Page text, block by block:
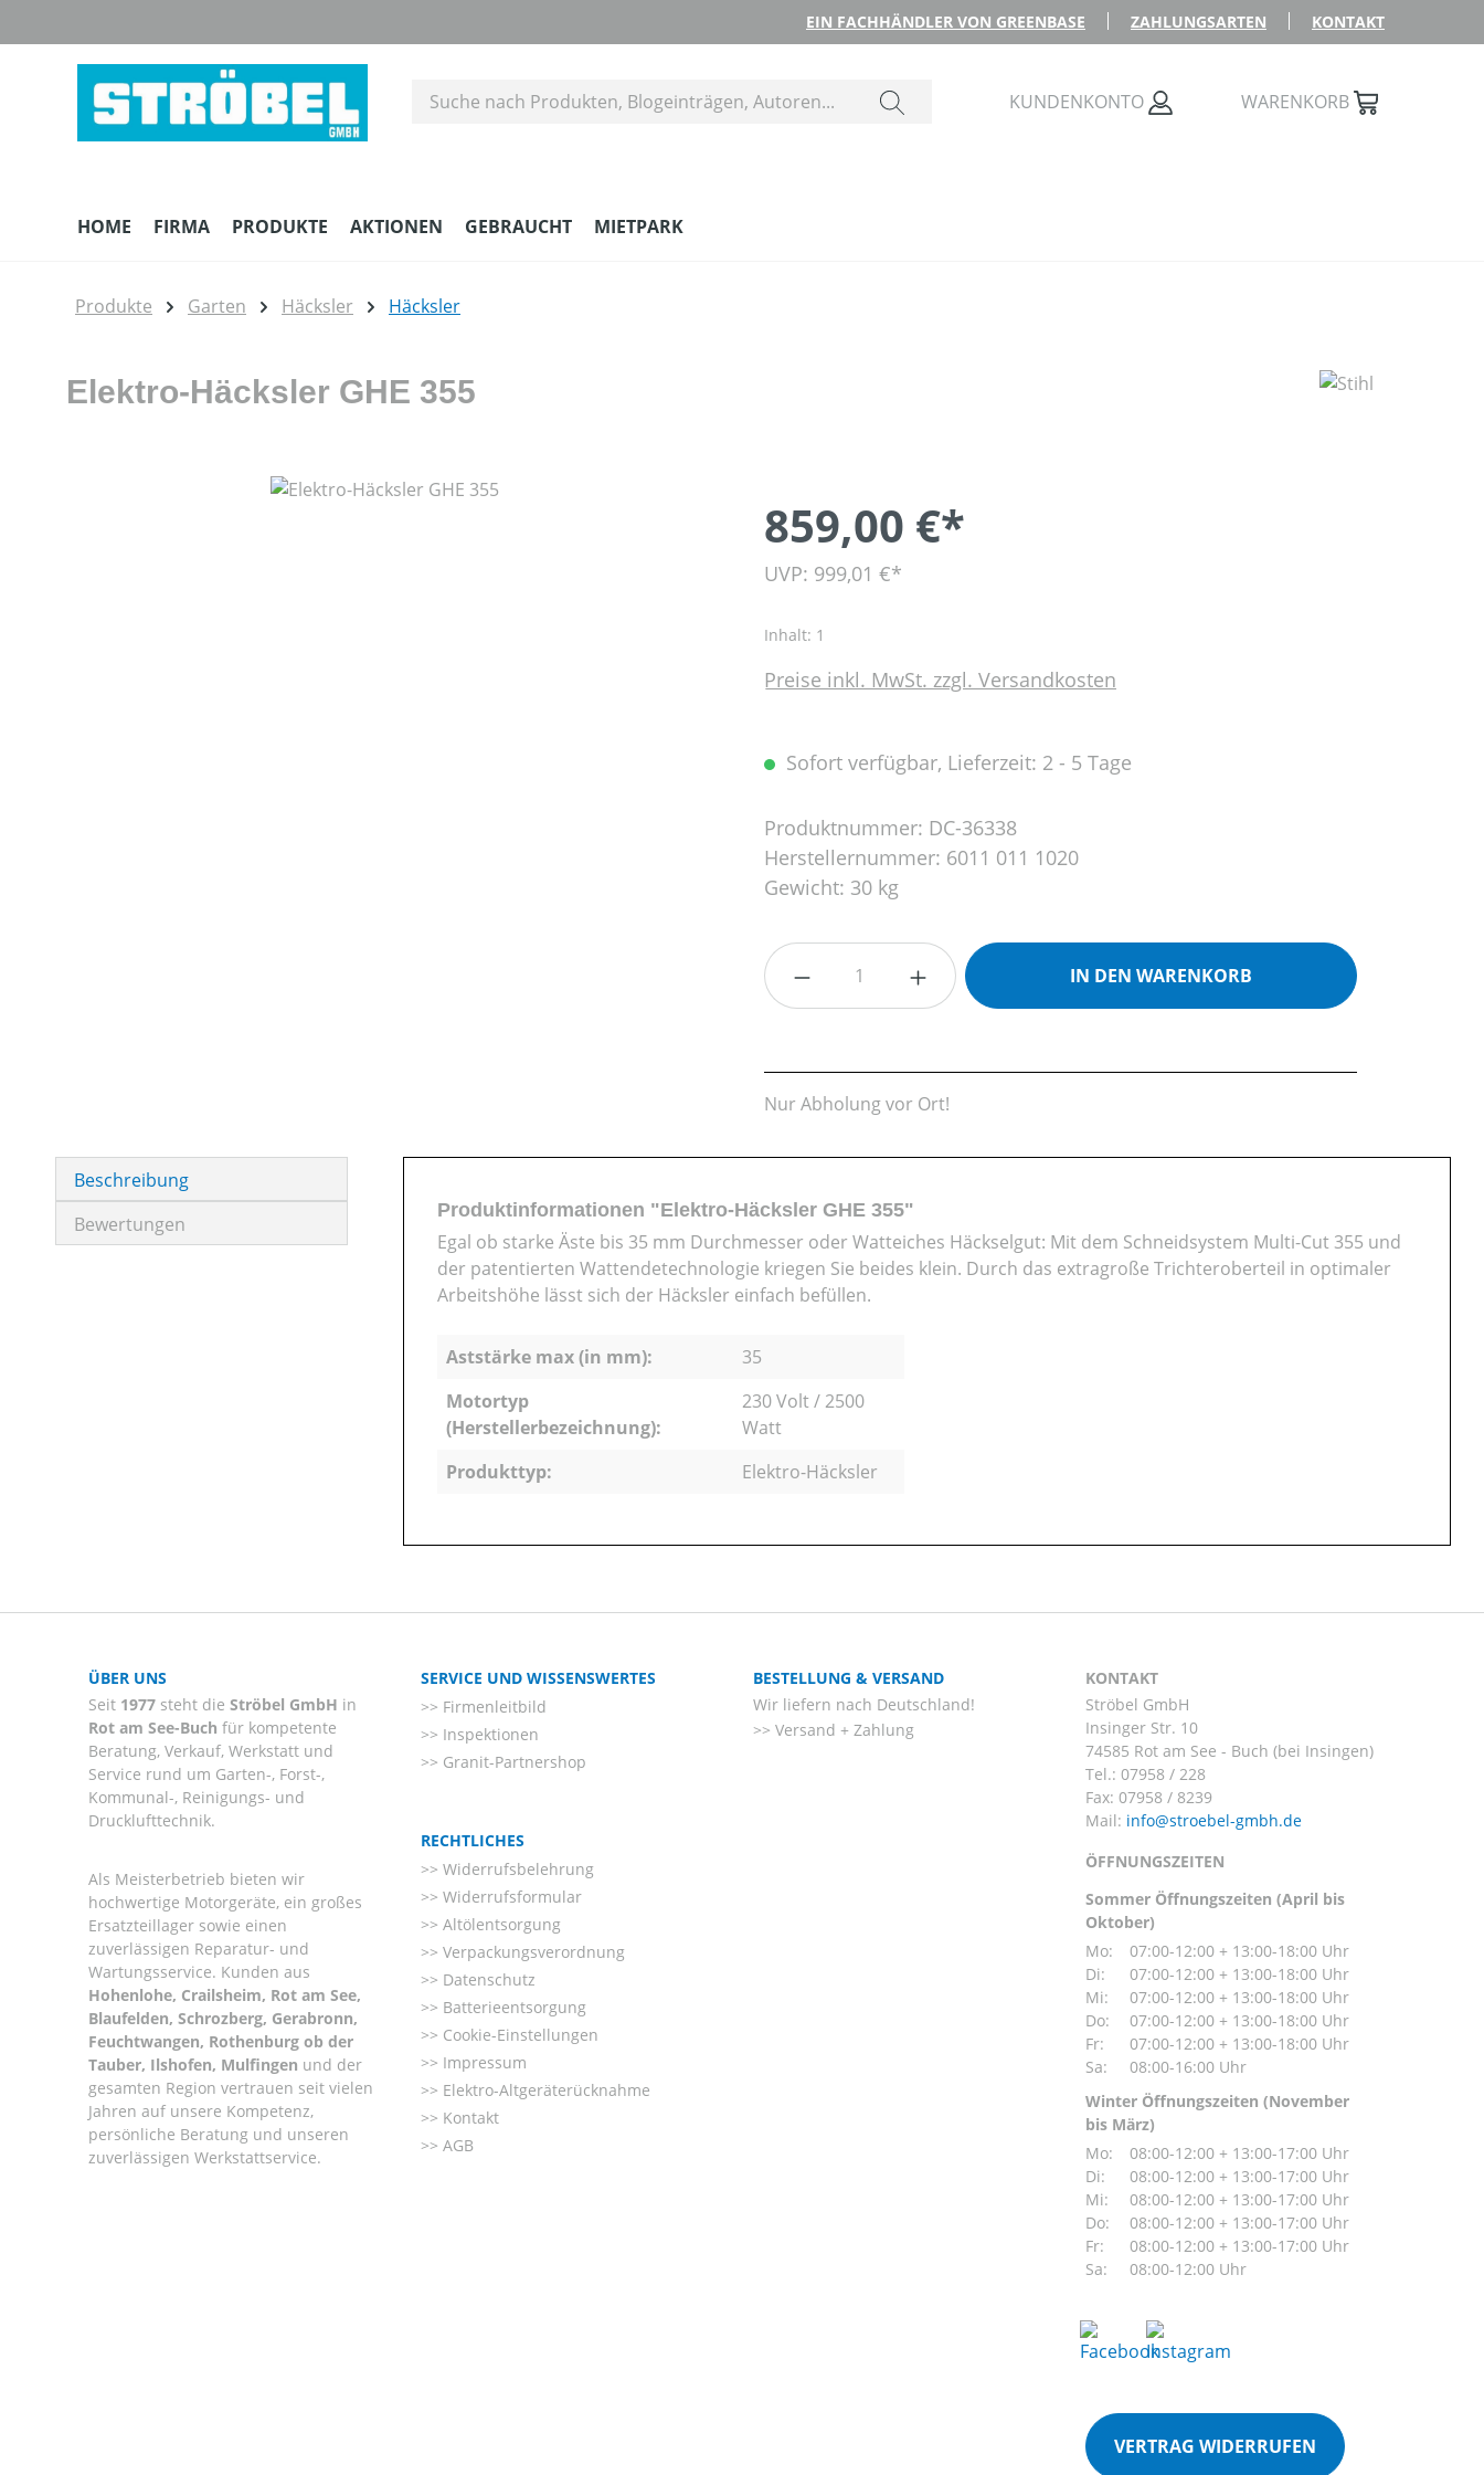
EIN FACHHÄNDLER VON GREENBASE ZAHLUNGSARTEN KONTAKT
KUNDENKONTO WARENKORB
HOME FIRMA PRODUKTE AKTIONEN GEBRAUCHT MIETPARK
Produkte Garten Häcksler Häcksler
Elektro-Häcksler GHE 355
Bildergalerie überspringen
859,00 €*
UVP: 999,01 €*
Inhalt: 1
Preise inkl. MwSt. zzgl. Versandkosten
Sofort verfügbar, Lieferzeit: 2 - 5 Tage
Produktnummer: DC-36338
Herstellernummer: 6011 011 1020
Gewicht: 30 kg
Produkt Anzahl: Gib den gewünschten Wert ein oder
IN DEN WARENKORB
Nur Abholung vor Ort!
Beschreibung
Bewertungen
Produktinformationen "Elektro-Häcksler GHE 355"
Egal ob starke Äste bis 35 mm Durchmesser oder Watteiches Häckselgut: Mit dem Schneidsystem Multi-Cut 355 und
der patentierten Wattendetechnologie kriegen Sie beides klein. Durch das extragroße Trichteroberteil in optimaler
Arbeitshöhe lässt sich der Häcksler einfach befüllen.
Aststärke max (in mm):
35
Motortyp
(Herstellerbezeichnung):
230 Volt / 2500
Watt
Produkttyp:
Elektro-Häcksler
ÜBER UNS
Seit 1977 steht die Ströbel GmbH in
Rot am See-Buch für kompetente
Beratung, Verkauf, Werkstatt und
Service rund um Garten-, Forst-,
Kommunal-, Reinigungs- und
Drucklufttechnik.
Als Meisterbetrieb bieten wir
hochwertige Motorgeräte, ein großes
Ersatzteillager sowie einen
zuverlässigen Reparatur- und
Wartungsservice. Kunden aus
Hohenlohe, Crailsheim, Rot am See,
Blaufelden, Schrozberg, Gerabronn,
Feuchtwangen, Rothenburg ob der
Tauber, Ilshofen, Mulfingen und der
gesamten Region vertrauen seit vielen
Jahren auf unsere Kompetenz,
persönliche Beratung und unseren
zuverlässigen Werkstattservice.
SERVICE UND WISSENSWERTES
Firmenleitbild
Inspektionen
Granit-Partnershop
RECHTLICHES
Widerrufsbelehrung
Widerrufsformular
Altölentsorgung
Verpackungsverordnung
Datenschutz
Batterieentsorgung
Cookie-Einstellungen
Impressum
Elektro-Altgeräterücknahme
Kontakt
AGB
BESTELLUNG & VERSAND
Wir liefern nach Deutschland!
Versand + Zahlung
KONTAKT
Ströbel GmbH
Insinger Str. 10
74585 Rot am See - Buch (bei Insingen)
Tel.: 07958 / 228
Fax: 07958 / 8239
Mail:
ÖFFNUNGSZEITEN
Sommer Öffnungszeiten (April bis
Oktober)
Mo:
07:00-12:00 + 13:00-18:00 Uhr
Di:
07:00-12:00 + 13:00-18:00 Uhr
Mi:
07:00-12:00 + 13:00-18:00 Uhr
Do:
07:00-12:00 + 13:00-18:00 Uhr
Fr:
07:00-12:00 + 13:00-18:00 Uhr
Sa:
08:00-16:00 Uhr
Winter Öffnungszeiten (November
bis März)
Mo:
08:00-12:00 + 13:00-17:00 Uhr
Di:
08:00-12:00 + 13:00-17:00 Uhr
Mi:
08:00-12:00 + 13:00-17:00 Uhr
Do:
08:00-12:00 + 13:00-17:00 Uhr
Fr:
08:00-12:00 + 13:00-17:00 Uhr
Sa:
08:00-12:00 Uhr
VERTRAG WIDERRUFEN